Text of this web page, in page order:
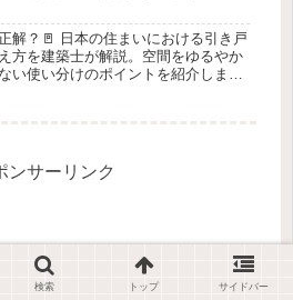
解？🚪 日本の住まいにおける引き戸
方を建築士が解説。空間をゆるやか
い使い分けのポイントを紹介しま
ンサーリンク
検索 トップ サイドバー